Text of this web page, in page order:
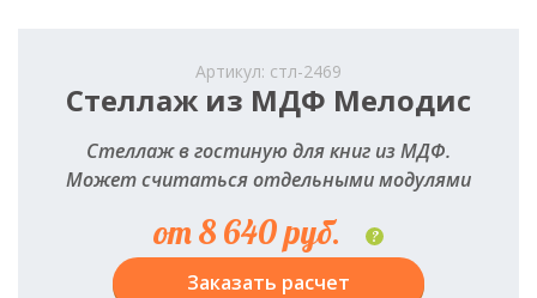
Артикул: стл-2469
Стеллаж из МДФ Мелодис
Стеллаж в гостиную для книг из МДФ.
Может считаться отдельными модулями
от 8 640 руб. ?
Заказать расчет